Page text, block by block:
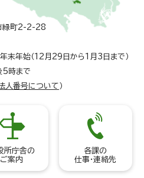
緑町2-2-28
年末年始（12月29日から1月3日まで）
5時まで
人番号について ）
所庁舎の
ご案内
各課の
仕事・連絡先